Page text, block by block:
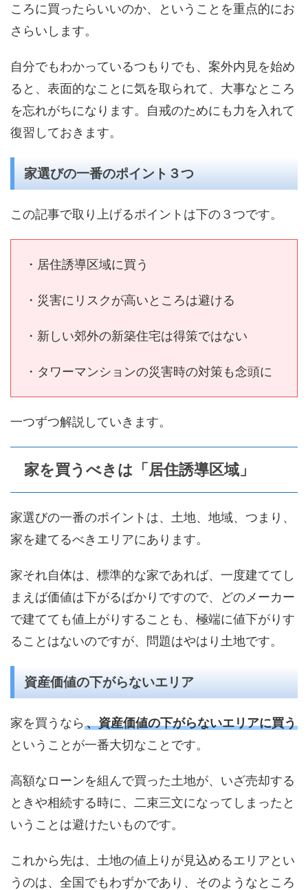
ころに買ったらいいのか、ということを重点的にお
さらいします。
自分でもわかっているつもりでも、案外内見を始め
ると、表面的なことに気を取られて、大事なところ
を忘れがちになります。自戒のためにも力を入れて
復習しておきます。
家選びの一番のポイント３つ
この記事で取り上げるポイントは下の３つです。
・居住誘導区域に買う
・災害にリスクが高いところは避ける
・新しい郊外の新築住宅は得策ではない
・タワーマンションの災害時の対策も念頭に
一つずつ解説していきます。
家を買うべきは「居住誘導区域」
家選びの一番のポイントは、土地、地域、つまり、
家を建てるべきエリアにあります。
家それ自体は、標準的な家であれば、一度建ててし
まえば価値は下がるばかりですので、どのメーカー
で建てても値上がりすることも、極端に値下がりす
ることはないのですが、問題はやはり土地です。
資産価値の下がらないエリア
家を買うなら 、資産価値の下がらないエリアに買う
ということが一番大切なことです。
高額なローンを組んで買った土地が、いざ売却する
ときや相続する時に、二束三文になってしまったと
いうことは避けたいものです。
これから先は、土地の値上りが見込めるエリアとい
うのは、全国でもわずかであり、そのようなところ